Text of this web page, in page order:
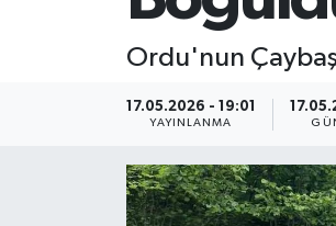
Ordu'nun
17.05.2026 - 19:01
YAYINLANMA